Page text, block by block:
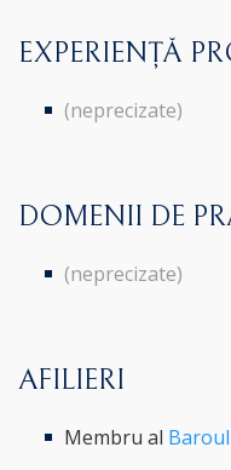
EXPERIENȚĂ
(neprecizate)
DOMENII DE
(neprecizate)
AFILIERI
Membru al